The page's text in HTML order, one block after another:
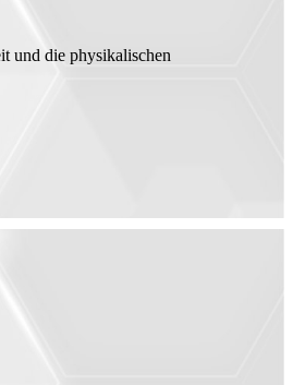
und die physikalischen